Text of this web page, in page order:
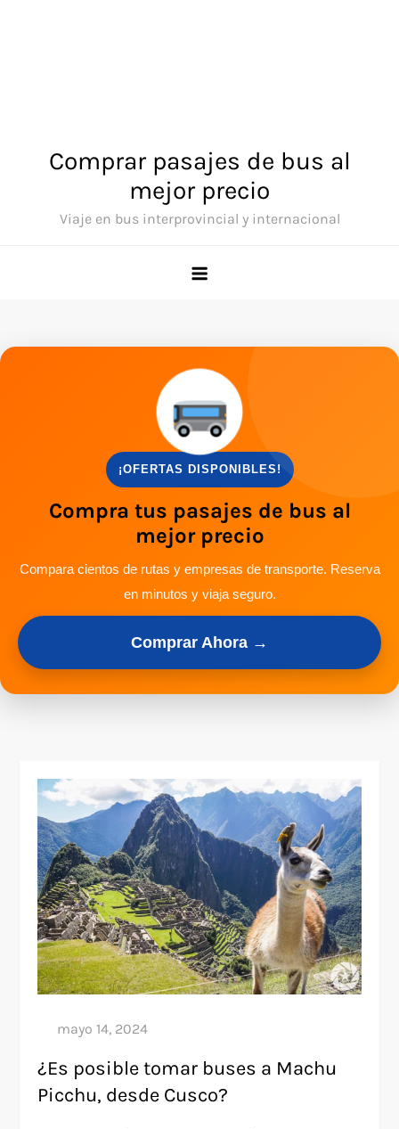
Comprar pasajes de bus al
mejor precio
Viaje en bus interprovincial y internacional
¡OFERTAS DISPONIBLES!
Compra tus pasajes de bus al
mejor precio
Compara cientos de rutas y empresas de transporte. Reserva
en minutos y viaja seguro.
Comprar Ahora →
¿Es posible tomar buses a Machu
Picchu, desde Cusco?